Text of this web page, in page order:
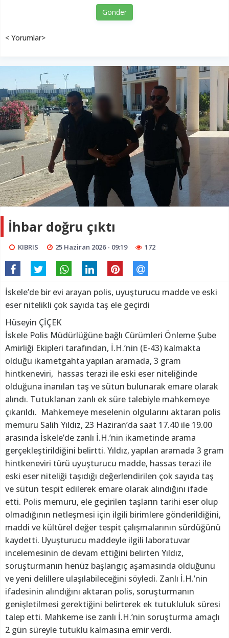
Gönder
< Yorumlar>
İhbar doğru çıktı
KIBRIS 25 Haziran 2026 - 09:19 172
İskele’de bir evi arayan polis, uyuşturucu madde ve eski
eser nitelikli çok sayıda taş ele geçirdi
Hüseyin ÇİÇEK
İskele Polis Müdürlüğüne bağlı Cürümleri Önleme Şube
Amirliği Ekipleri tarafından, İ.H.’nin (E-43) kalmakta
olduğu ikametgahta yapılan aramada, 3 gram
hintkeneviri, hassas terazi ile eski eser niteliğinde
olduğuna inanılan taş ve sütun bulunarak emare olarak
alındı. Tutuklanan zanlı ek süre talebiyle mahkemeye
çıkarıldı. Mahkemeye meselenin olgularını aktaran polis
memuru Salih Yıldız, 23 Haziran’da saat 17.40 ile 19.00
arasında İskele’de zanlı İ.H.’nin ikametinde arama
gerçekleştirildiğini belirtti. Yıldız, yapılan aramada 3 gram
hintkeneviri türü uyuşturucu madde, hassas terazi ile
eski eser niteliği taşıdığı değerlendirilen çok sayıda taş
ve sütun tespit edilerek emare olarak alındığını ifade
etti. Polis memuru, ele geçirilen taşların tarihi eser olup
olmadığının netleşmesi için ilgili birimlere gönderildiğini,
maddi ve kültürel değer tespit çalışmalarının sürdüğünü
kaydetti. Uyuşturucu maddeyle ilgili laboratuvar
incelemesinin de devam ettiğini belirten Yıldız,
soruşturmanın henüz başlangıç aşamasında olduğunu
ve yeni delillere ulaşılabileceğini söyledi. Zanlı İ.H.’nin
ifadesinin alındığını aktaran polis, soruşturmanın
genişletilmesi gerektiğini belirterek ek tutukluluk süresi
talep etti. Mahkeme ise zanlı İ.H.’nin soruşturma amaçlı
2 gün süreyle tutuklu kalmasına emir verdi.